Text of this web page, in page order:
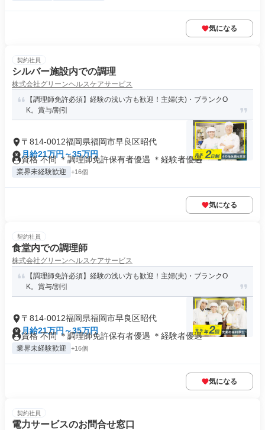
気になる
契約社員
シルバー施設内での調理
株式会社グリーンヘルスケアサービス
【調理師免許必須】経験の浅い方も歓迎！主婦(夫)・ブランクO
K。賞与/割引
〒814-0012福岡県福岡市早良区昭代
月給21万円～35万円
資格 不問 ＊調理師免許保有者優遇 ＊経験者優遇
業界未経験歓迎 +16個
気になる
契約社員
食堂内での調理師
株式会社グリーンヘルスケアサービス
【調理師免許必須】経験の浅い方も歓迎！主婦(夫)・ブランクO
K。賞与/割引
〒814-0012福岡県福岡市早良区昭代
月給21万円～35万円
資格 不問 ＊調理師免許保有者優遇 ＊経験者優遇
業界未経験歓迎 +16個
気になる
契約社員
電力サービスのお問合せ窓口